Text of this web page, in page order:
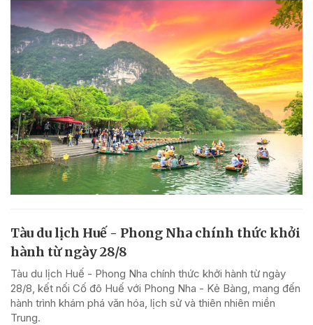
Tàu du lịch Huế - Phong Nha chính thức khởi
hành từ ngày 28/8
Tàu du lịch Huế - Phong Nha chính thức khởi hành từ ngày
28/8, kết nối Cố đô Huế với Phong Nha - Kẻ Bàng, mang đến
hành trình khám phá văn hóa, lịch sử và thiên nhiên miền
Trung.